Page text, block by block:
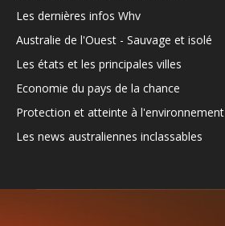
Les dernières infos Whv
Australie de l'Ouest - Sauvage et isolé
Les états et les principales villes
Economie du pays de la chance
Protection et atteinte à l'environnement
Les news australiennes inclassables